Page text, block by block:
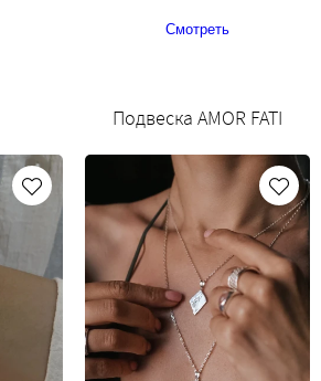
Смотреть
Подвеска AMOR FATI